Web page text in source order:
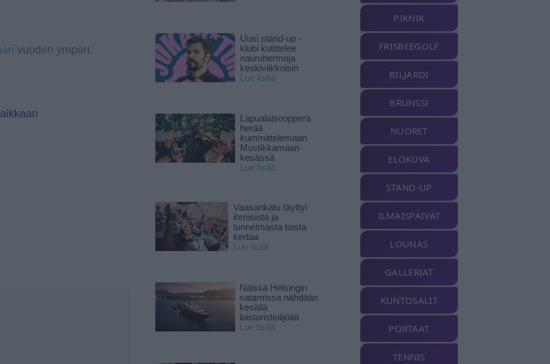
vuoden ympäri.
Uusi stand-up -
klubi kutittelee
nauruhermoja
keskiviikkoisin
Lue lisää
Lapualaisooppera
herää
kummittelemaan
Mustikkamaan
kesässä
Lue lisää
Vaasankatu täyttyi
ihmisistä ja
tunnelmasta toista
kertaa
Lue lisää
Näissä Helsingin
satamissa nähdään
kesällä
loistoristeilijöitä
Lue lisää
PIKNIK
FRISBEEGOLF
BILJARDI
BRUNSSI
NUORET
ELOKUVA
STAND-UP
ILMAISPÄIVÄT
LOUNAS
GALLERIAT
KUNTOSALIT
PORTAAT
TENNIS